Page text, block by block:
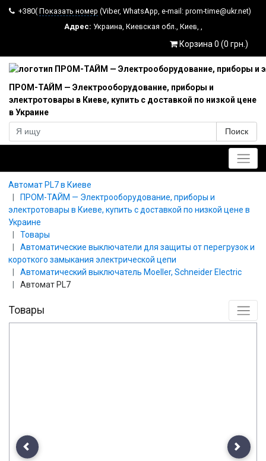
+380( Показать номер (Viber, WhatsApp, e-mail: prom-time@ukr.net)
Адрес: Украина, Киевская обл., Киев, ,
Корзина 0 (0 грн.)
ПРОМ-ТАЙМ — Электрооборудование, приборы и
электротовары в Киеве, купить с доставкой по низкой цене
в Украине
Поиск
Автомат PL7 в Киеве
ПРОМ-ТАЙМ — Электрооборудование, приборы и
электротовары в Киеве, купить с доставкой по низкой цене в
Украине
Товары
Автоматические выключатели для защиты от перегрузок и
короткого замыкания электрической цепи
Автоматический выключатель Moeller, Schneider Еlectric
Автомат PL7
Товары
Previous Next